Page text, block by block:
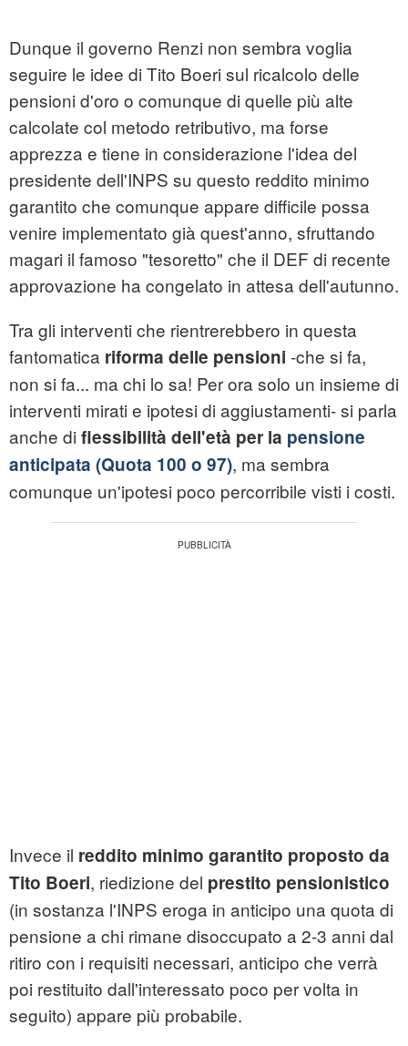
Dunque il governo Renzi non sembra voglia
seguire le idee di Tito Boeri sul ricalcolo delle
pensioni d'oro o comunque di quelle più alte
calcolate col metodo retributivo, ma forse
apprezza e tiene in considerazione l'idea del
presidente dell'INPS su questo reddito minimo
garantito che comunque appare difficile possa
venire implementato già quest'anno, sfruttando
magari il famoso "tesoretto" che il DEF di recente
approvazione ha congelato in attesa dell'autunno.
Tra gli interventi che rientrerebbero in questa
fantomatica riforma delle pensioni -che si fa,
non si fa... ma chi lo sa! Per ora solo un insieme di
interventi mirati e ipotesi di aggiustamenti- si parla
anche di flessibilità dell'età per la pensione
anticipata (Quota 100 o 97), ma sembra
comunque un'ipotesi poco percorribile visti i costi.
Invece il reddito minimo garantito proposto da
Tito Boeri, riedizione del prestito pensionistico
(in sostanza l'INPS eroga in anticipo una quota di
pensione a chi rimane disoccupato a 2-3 anni dal
ritiro con i requisiti necessari, anticipo che verrà
poi restituito dall'interessato poco per volta in
seguito) appare più probabile.